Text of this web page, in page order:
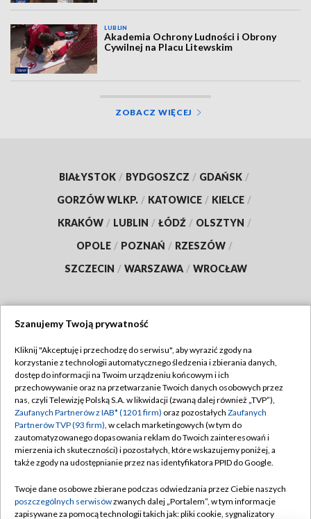
LUBLIN
Akademia Ochrony Ludności i Obrony
Cywilnej na Placu Litewskim
ZOBACZ WIĘCEJ
BIAŁYSTOK / BYDGOSZCZ / GDAŃSK /
GORZÓW WLKP. / KATOWICE / KIELCE /
KRAKÓW / LUBLIN / ŁÓDŹ / OLSZTYN /
OPOLE / POZNAŃ / RZESZÓW /
SZCZECIN / WARSZAWA / WROCŁAW
TVP
Abonament TVP
Emisja w TVP
Centrum informacji TVP
Naziemna Telewizja Cyfrowa
Rada Programowa
Regulamin TVP
Polityka prywatności
Moje zgody
Pomoc
Kontakt
Szanujemy Twoją prywatność
Kliknij "Akceptuję i przechodzę do serwisu", aby wyrazić zgody na
korzystanie z technologii automatycznego śledzenia i zbierania danych,
dostęp do informacji na Twoim urządzeniu końcowym i ich
przechowywanie oraz na przetwarzanie Twoich danych osobowych przez
nas, czyli Telewizję Polską S.A. w likwidacji (zwaną dalej również „TVP”),
Zaufanych Partnerów z IAB* (1201 firm) oraz pozostałych Zaufanych
Partnerów TVP (93 firm), w celach marketingowych (w tym do
zautomatyzowanego dopasowania reklam do Twoich zainteresowań i
mierzenia ich skuteczności) i pozostałych, które wskazujemy poniżej, a
także zgody na udostępnianie przez nas identyfikatora PPID do Google.
Twoje dane osobowe zbierane podczas odwiedzania przez Ciebie naszych
poszczególnych serwisówzwanych dalej „Portalem”, w tym informacje
zapisywane za pomocą technologii takich jak: pliki cookie, sygnalizatory